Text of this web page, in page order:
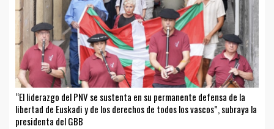
“El liderazgo del PNV se sustenta en su permanente defensa de la
libertad de Euskadi y de los derechos de todos los vascos”, subraya la
presidenta del GBB